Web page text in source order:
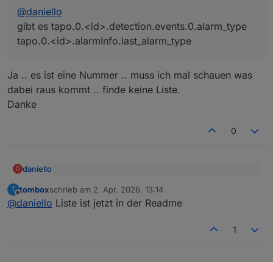
@daniello
gibt es tapo.0.<id>.detection.events.0.alarm_type
tapo.0.<id>.alarmInfo.last_alarm_type
Ja .. es ist eine Nummer .. muss ich mal schauen was
dabei raus kommt .. finde keine Liste.
Danke
0
D daniello
@daniello
gibt es tapo.0.<id>.detection.events.0.alarm_type
Ja .. es ist eine Nummer .. muss ich mal schauen was
dabei raus kommt .. finde keine Liste.
T
Offline
tomboxschrieb am 2. Apr. 2026, 13:14
zuletzt editiert von
@daniello Liste ist jetzt in der Readme
1